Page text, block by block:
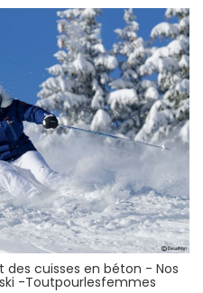
cuisses en béton - Nos
-Toutpourlesfemmes